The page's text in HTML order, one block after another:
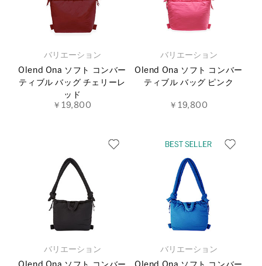
バリエーション
Olend Ona ソフト コンバー
ティブル バッグ チェリーレ
ッド
￥19,800
バリエーション
Olend Ona ソフト コンバー
ティブル バッグ ピンク
￥19,800
バリエーション
バリエーション